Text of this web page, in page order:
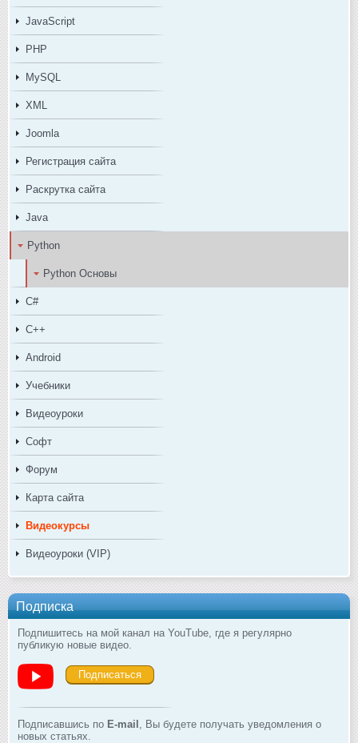
JavaScript
PHP
MySQL
XML
Joomla
Регистрация сайта
Раскрутка сайта
Java
Python
Python Основы
C#
C++
Android
Учебники
Видеоуроки
Софт
Форум
Карта сайта
Видеокурсы
Видеоуроки (VIP)
Подписка
Подпишитесь на мой канал на YouTube, где я регулярно
публикую новые видео.
Подписаться
Подписавшись по E-mail
, Вы будете получать уведомления о
новых статьях.